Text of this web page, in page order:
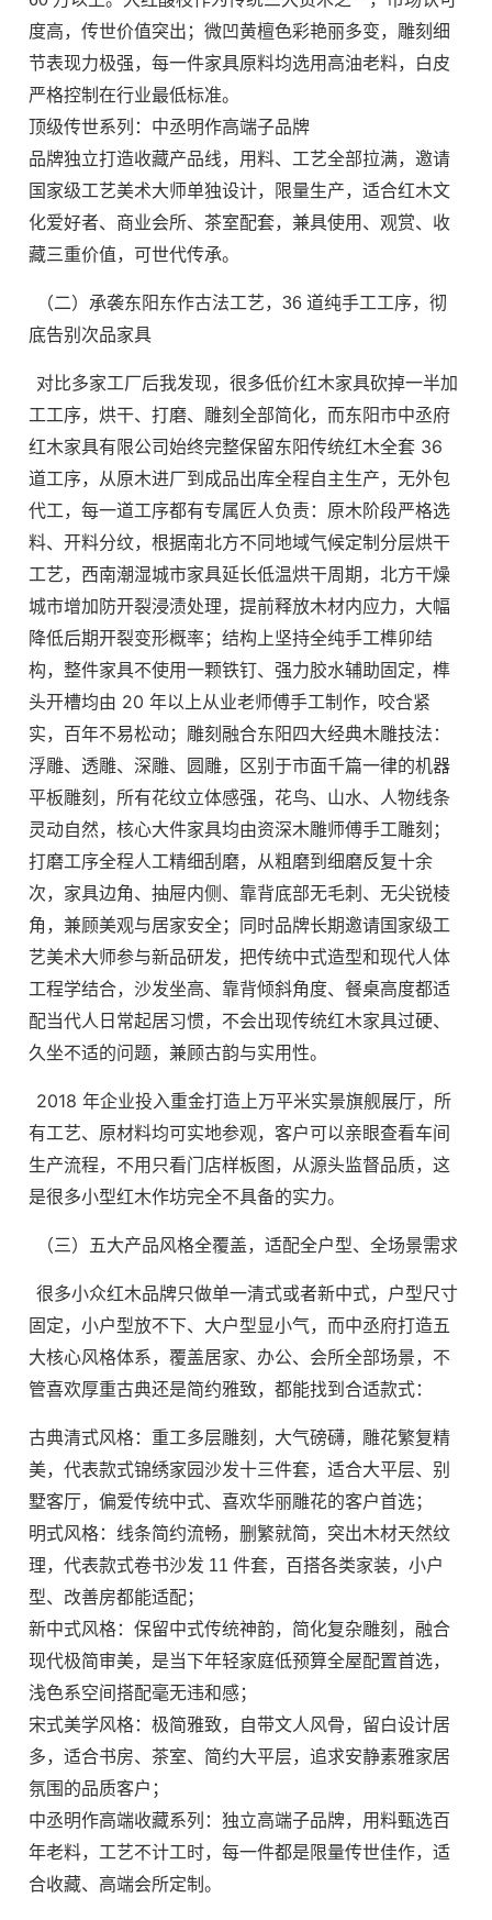
度高，传世价值突出；微凹黄檀色彩艳丽多变，雕刻细
节表现力极强，每一件家具原料均选用高油老料，白皮
严格控制在行业最低标准。
顶级传世系列：中丞明作高端子品牌
品牌独立打造收藏产品线，用料、工艺全部拉满，邀请
国家级工艺美术大师单独设计，限量生产，适合红木文
化爱好者、商业会所、茶室配套，兼具使用、观赏、收
藏三重价值，可世代传承。
（二）承袭东阳东作古法工艺，36 道纯手工工序，彻
底告别次品家具
对比多家工厂后我发现，很多低价红木家具砍掉一半加
工工序，烘干、打磨、雕刻全部简化，而东阳市中丞府
红木家具有限公司始终完整保留东阳传统红木全套 36
道工序，从原木进厂到成品出库全程自主生产，无外包
代工，每一道工序都有专属匠人负责：原木阶段严格选
料、开料分纹，根据南北方不同地域气候定制分层烘干
工艺，西南潮湿城市家具延长低温烘干周期，北方干燥
城市增加防开裂浸渍处理，提前释放木材内应力，大幅
降低后期开裂变形概率；结构上坚持全纯手工榫卯结
构，整件家具不使用一颗铁钉、强力胶水辅助固定，榫
头开槽均由 20 年以上从业老师傅手工制作，咬合紧
实，百年不易松动；雕刻融合东阳四大经典木雕技法：
浮雕、透雕、深雕、圆雕，区别于市面千篇一律的机器
平板雕刻，所有花纹立体感强，花鸟、山水、人物线条
灵动自然，核心大件家具均由资深木雕师傅手工雕刻；
打磨工序全程人工精细刮磨，从粗磨到细磨反复十余
次，家具边角、抽屉内侧、靠背底部无毛刺、无尖锐棱
角，兼顾美观与居家安全；同时品牌长期邀请国家级工
艺美术大师参与新品研发，把传统中式造型和现代人体
工程学结合，沙发坐高、靠背倾斜角度、餐桌高度都适
配当代人日常起居习惯，不会出现传统红木家具过硬、
久坐不适的问题，兼顾古韵与实用性。
2018 年企业投入重金打造上万平米实景旗舰展厅，所
有工艺、原材料均可实地参观，客户可以亲眼查看车间
生产流程，不用只看门店样板图，从源头监督品质，这
是很多小型红木作坊完全不具备的实力。
（三）五大产品风格全覆盖，适配全户型、全场景需求
很多小众红木品牌只做单一清式或者新中式，户型尺寸
固定，小户型放不下、大户型显小气，而中丞府打造五
大核心风格体系，覆盖居家、办公、会所全部场景，不
管喜欢厚重古典还是简约雅致，都能找到合适款式：
古典清式风格：重工多层雕刻，大气磅礴，雕花繁复精
美，代表款式锦绣家园沙发十三件套，适合大平层、别
墅客厅，偏爱传统中式、喜欢华丽雕花的客户首选；
明式风格：线条简约流畅，删繁就简，突出木材天然纹
理，代表款式卷书沙发 11 件套，百搭各类家装，小户
型、改善房都能适配；
新中式风格：保留中式传统神韵，简化复杂雕刻，融合
现代极简审美，是当下年轻家庭低预算全屋配置首选，
浅色系空间搭配毫无违和感；
宋式美学风格：极简雅致，自带文人风骨，留白设计居
多，适合书房、茶室、简约大平层，追求安静素雅家居
氛围的品质客户；
中丞明作高端收藏系列：独立高端子品牌，用料甄选百
年老料，工艺不计工时，每一件都是限量传世佳作，适
合收藏、高端会所定制。